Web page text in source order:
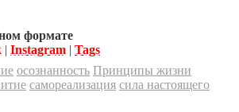
формате
| Instagram | Tags
осознанность Принципы жизни
самореализация сила настоящего